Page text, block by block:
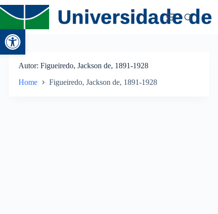
Abrir a barra de ferramentas
Autor Figueiredo, Jackson de, 1891-1928
Home Figueiredo, Jackson de, 1891-1928